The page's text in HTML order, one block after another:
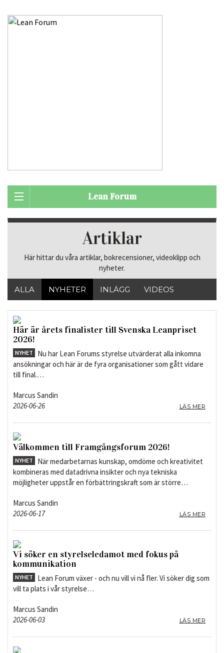
Lean Forum
Artiklar
Här hittar du våra artiklar, bokrecensioner, videoklipp och
nyheter.
ALLA NYHETER INLÄGG VIDEOS
BOKTIPS
Här är årets finalister till Svenska Leanpriset
2026!
NYHET
Nu har Lean Forums styrelse utvärderat alla inkomna
ansökningar och här är de fyra organisationer som gått vidare
till final.…
Marcus Sandin
LÄS MER
2026-06-26
Välkommen till Framgångsforum 2026!
NYHET
När medarbetarnas kunskap, omdöme och kreativitet
kombineras med datadrivna insikter och nya tekniska
möjligheter uppstår en förbättringskraft som är större…
Marcus Sandin
LÄS MER
2026-06-17
Vi söker en styrelseledamot med fokus på
kommunikation
NYHET
Lean Forum växer - och nu vill vi nå fler. Vi söker dig som
vill ta plats i vår styrelse…
Marcus Sandin
LÄS MER
2026-06-03